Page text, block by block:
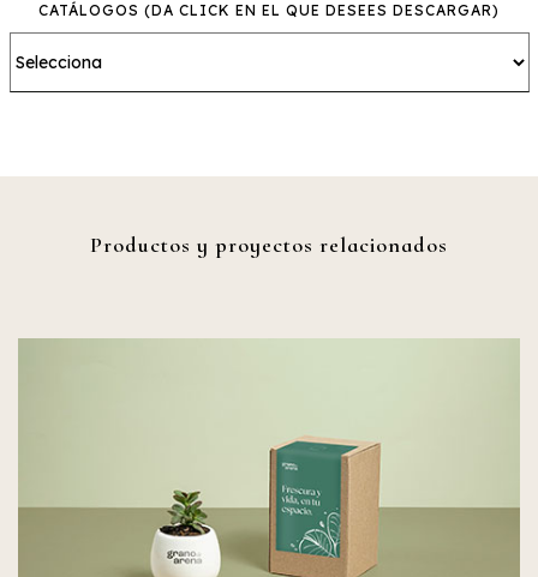
CATÁLOGOS (DA CLICK EN EL QUE DESEES DESCARGAR)
Productos y proyectos relacionados